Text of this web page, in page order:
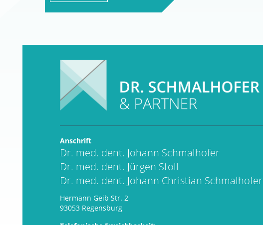
Anschrift
Dr. med. dent. Johann Schmalhofer
Dr. med. dent. Jürgen Stoll
Dr. med. dent. Johann Christian Schmalhofer
Hermann Geib Str. 2
93053 Regensburg